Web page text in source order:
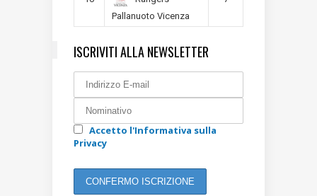
Pallanuoto Vicenza
ISCRIVITI ALLA NEWSLETTER
Accetto l'Informativa sulla
Privacy